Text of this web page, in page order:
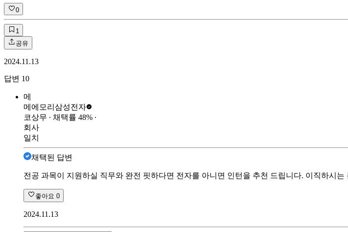
0
1
공유
2024.11.13
답변 10
메
메에모리 삼성전자
코상무 ∙ 채택률 48% ∙
회사
일치
채택된 답변
전공 과목이 지원하실 직무와 완전 핏하다면 전자를 아니면 인턴을 추천 드립니다. 이직하시는
좋아요 0
2024.11.13